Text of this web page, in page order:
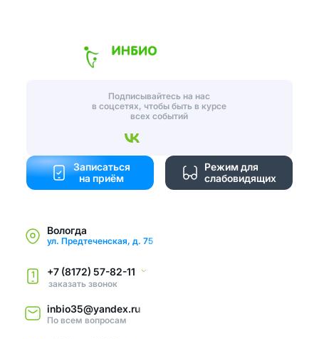
Подписывайтесь на нас
в соцсетях, чтобы быть в курсе
всех событий
Режим для
слабовидящих
Записаться
на приём
Вологда
ул. Предтеченская, д. 75
1 +7 (8172) 57-82-11
заказать звонок
inbio35@yandex.ru
По всем вопросам